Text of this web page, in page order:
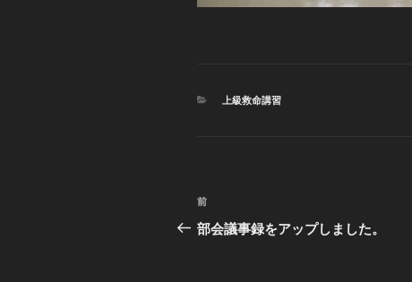
カ
上級救命講習
投
稿
過
去
前
部会議事録をアップしました。